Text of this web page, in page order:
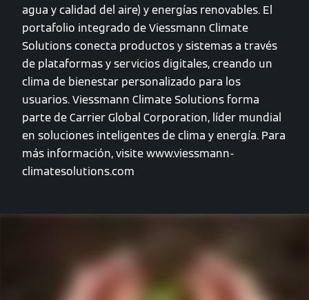
agua y calidad del aire) y energías renovables. El
portafolio integrado de Viessmann Climate
Solutions conecta productos y sistemas a través
de plataformas y servicios digitales, creando un
clima de bienestar personalizado para los
usuarios. Viessmann Climate Solutions forma
parte de Carrier Global Corporation, líder mundial
en soluciones inteligentes de clima y energía. Para
más información, visite www.viessmann-
climatesolutions.com